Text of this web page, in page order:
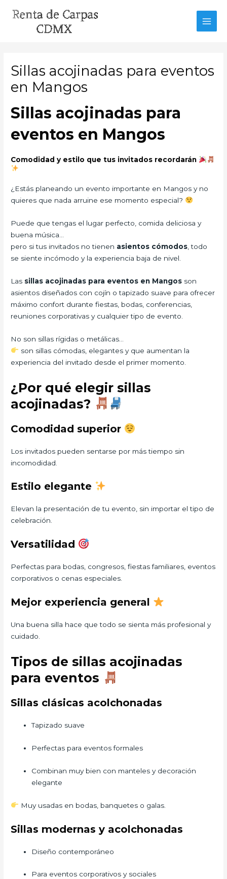
Sillas acojinadas para eventos
en Mangos
Sillas acojinadas para
eventos en Mangos
Comodidad y estilo que tus invitados recordarán
¿Estás planeando un evento importante en Mangos y no
quieres que nada arruine ese momento especial?
Puede que tengas el lugar perfecto, comida deliciosa y
buena música…
pero si tus invitados no tienen asientos cómodos , todo
se siente incómodo y la experiencia baja de nivel.
Las sillas acojinadas para eventos en Mangos son
asientos diseñados con cojín o tapizado suave para ofrecer
máximo confort durante fiestas, bodas, conferencias,
reuniones corporativas y cualquier tipo de evento.
No son sillas rígidas o metálicas…
son sillas cómodas, elegantes y que aumentan la
experiencia del invitado desde el primer momento.
¿Por qué elegir sillas
acojinadas?
Comodidad superior
Los invitados pueden sentarse por más tiempo sin
incomodidad.
Estilo elegante
Elevan la presentación de tu evento, sin importar el tipo de
celebración.
Versatilidad
Perfectas para bodas, congresos, fiestas familiares, eventos
corporativos o cenas especiales.
Mejor experiencia general
Una buena silla hace que todo se sienta más profesional y
cuidado.
Tipos de sillas acojinadas
para eventos
Sillas clásicas acolchonadas
Tapizado suave
Perfectas para eventos formales
Combinan muy bien con manteles y decoración
elegante
Muy usadas en bodas, banquetes o galas.
Sillas modernas y acolchonadas
Diseño contemporáneo
Para eventos corporativos y sociales